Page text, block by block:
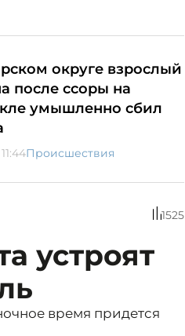
округе взрослый
после ссоры на
умышленно сбил
Происшествия
1525
устроят
время придется